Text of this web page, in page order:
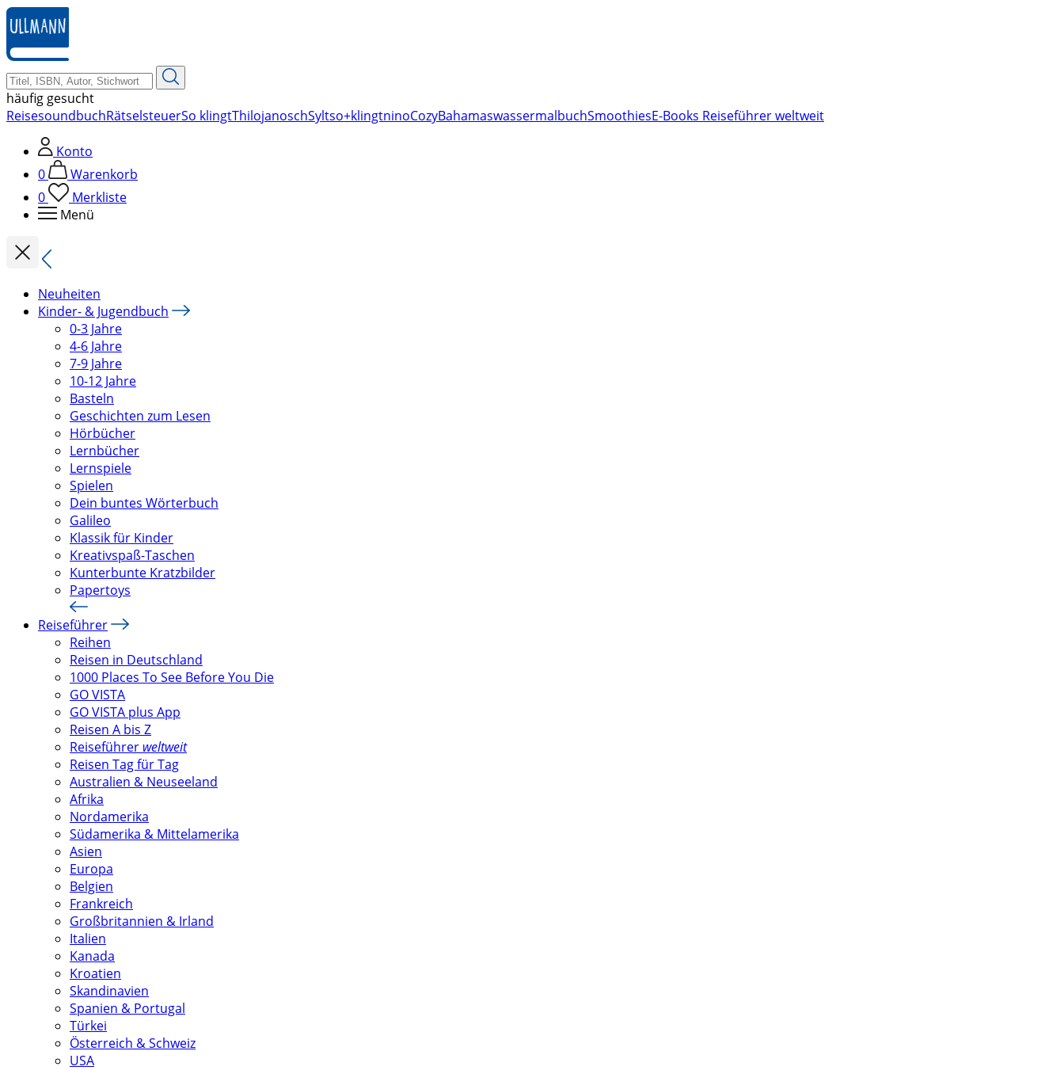
zum
Hauptinhalt
springen
häufig gesucht
ReisesoundbuchRätselsteuerSo klingtThilojanoschSyltso+klingtninoCozyBahamaswassermalbuchSmoothiesE-Books Reiseführer weltweit
Konto
0
Warenkorb
0
Merkliste
Menü
Neuheiten
Kinder- & Jugendbuch
0-3 Jahre
4-6 Jahre
7-9 Jahre
10-12 Jahre
Basteln
Geschichten zum Lesen
Hörbücher
Lernbücher
Lernspiele
Spielen
Dein buntes Wörterbuch
Galileo
Klassik für Kinder
Kreativspaß-Taschen
Kunterbunte Kratzbilder
Papertoys
Reiseführer
Reihen
Reisen in Deutschland
1000 Places To See Before You Die
GO VISTA
GO VISTA plus App
Reisen A bis Z
Reiseführer weltweit
Reisen Tag für Tag
Australien & Neuseeland
Afrika
Nordamerika
Südamerika & Mittelamerika
Asien
Europa
Belgien
Frankreich
Großbritannien & Irland
Italien
Kanada
Kroatien
Skandinavien
Spanien & Portugal
Türkei
Österreich & Schweiz
USA